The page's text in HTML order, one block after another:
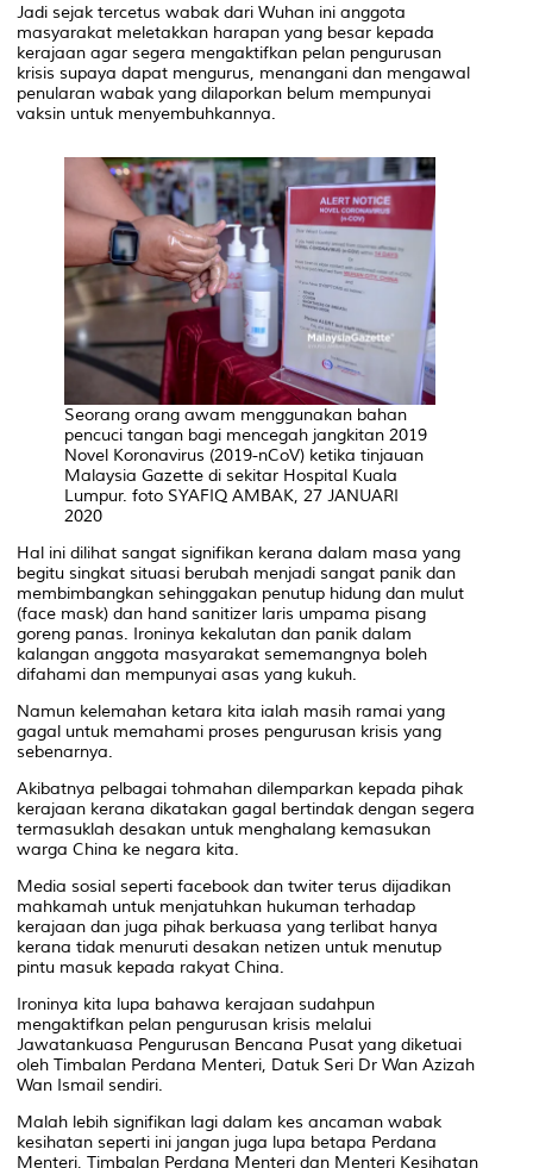
Jadi sejak tercetus wabak dari Wuhan ini anggota
masyarakat meletakkan harapan yang besar kepada
kerajaan agar segera mengaktifkan pelan pengurusan
krisis supaya dapat mengurus, menangani dan mengawal
penularan wabak yang dilaporkan belum mempunyai
vaksin untuk menyembuhkannya.
Seorang orang awam menggunakan bahan
pencuci tangan bagi mencegah jangkitan 2019
Novel Koronavirus (2019-nCoV) ketika tinjauan
Malaysia Gazette di sekitar Hospital Kuala
Lumpur. foto SYAFIQ AMBAK, 27 JANUARI
2020
Hal ini dilihat sangat signifikan kerana dalam masa yang
begitu singkat situasi berubah menjadi sangat panik dan
membimbangkan sehinggakan penutup hidung dan mulut
(face mask) dan hand sanitizer laris umpama pisang
goreng panas. Ironinya kekalutan dan panik dalam
kalangan anggota masyarakat sememangnya boleh
difahami dan mempunyai asas yang kukuh.
Namun kelemahan ketara kita ialah masih ramai yang
gagal untuk memahami proses pengurusan krisis yang
sebenarnya.
Akibatnya pelbagai tohmahan dilemparkan kepada pihak
kerajaan kerana dikatakan gagal bertindak dengan segera
termasuklah desakan untuk menghalang kemasukan
warga China ke negara kita.
Media sosial seperti facebook dan twiter terus dijadikan
mahkamah untuk menjatuhkan hukuman terhadap
kerajaan dan juga pihak berkuasa yang terlibat hanya
kerana tidak menuruti desakan netizen untuk menutup
pintu masuk kepada rakyat China.
Ironinya kita lupa bahawa kerajaan sudahpun
mengaktifkan pelan pengurusan krisis melalui
Jawatankuasa Pengurusan Bencana Pusat yang diketuai
oleh Timbalan Perdana Menteri, Datuk Seri Dr Wan Azizah
Wan Ismail sendiri.
Malah lebih signifikan lagi dalam kes ancaman wabak
kesihatan seperti ini jangan juga lupa betapa Perdana
Menteri, Timbalan Perdana Menteri dan Menteri Kesihatan